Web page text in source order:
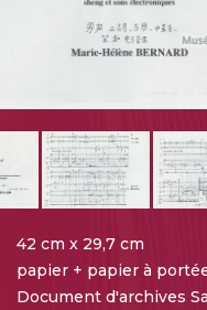
42 cm x 29,7 cm
papier + papier à
Document d'archives